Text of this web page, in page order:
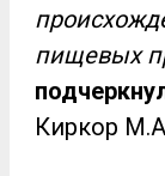
пищевых
Киркор